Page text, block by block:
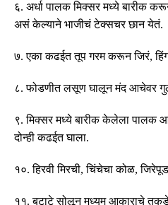
६. अर्धा पालक मिक्सर मध्ये बारीक
असं केल्याने भाजीचं टेक्सचर छान येतं.
७.एका कढईत तूप गरम करून जिरं,
८.फोडणीत लसूण घालून मंद आचेवर
९.मिक्सर मध्ये बारीक केलेला पालक
दोन्ही कढईत घाला.
१०.हिरवी मिरची,चिंचेचा कोळ,जिरेपूड
११.बटाटे सोलून मध्यम आकाराचे